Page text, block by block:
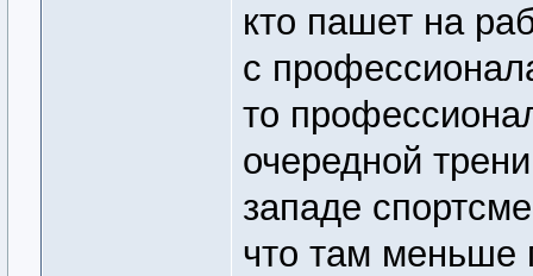
кто пашет на
с
то
очередной
западе
что там меньше